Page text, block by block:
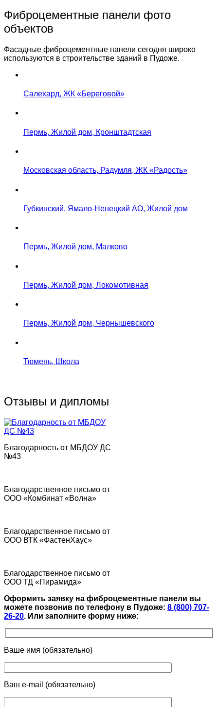
Фиброцементные панели фото
объектов
Фасадные фиброцементные панели сегодня широко
используются в строительстве зданий в Пудоже.
Салехард, ЖК «Береговой»
Пермь, Жилой дом, Кронштадтская
Московская область, Радумля, ЖК «Радость»
Губкинский, Ямало-Ненецкий АО, Жилой дом
Пермь, Жилой дом, Малково
Пермь, Жилой дом, Локомотивная
Пермь, Жилой дом, Чернышевского
Тюмень, Школа
Отзывы и дипломы
Благодарность от МБДОУ ДС
№43
Благодарственное письмо от
ООО «Комбинат «Волна»
Благодарственное письмо от
ООО ВТК «ФастенХаус»
Благодарственное письмо от
ООО ТД «Пирамида»
Оформить заявку на фиброцементные панели вы
можете позвонив по телефону в Пудоже: 8 (800) 707-
26-20. Или заполните форму ниже:
Ваше имя (обязательно)
Ваш e-mail (обязательно)